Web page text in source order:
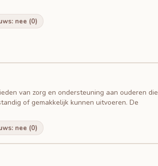
nee (0)
van zorg en ondersteuning aan ouderen die
of gemakkelijk kunnen uitvoeren. De
nee (0)